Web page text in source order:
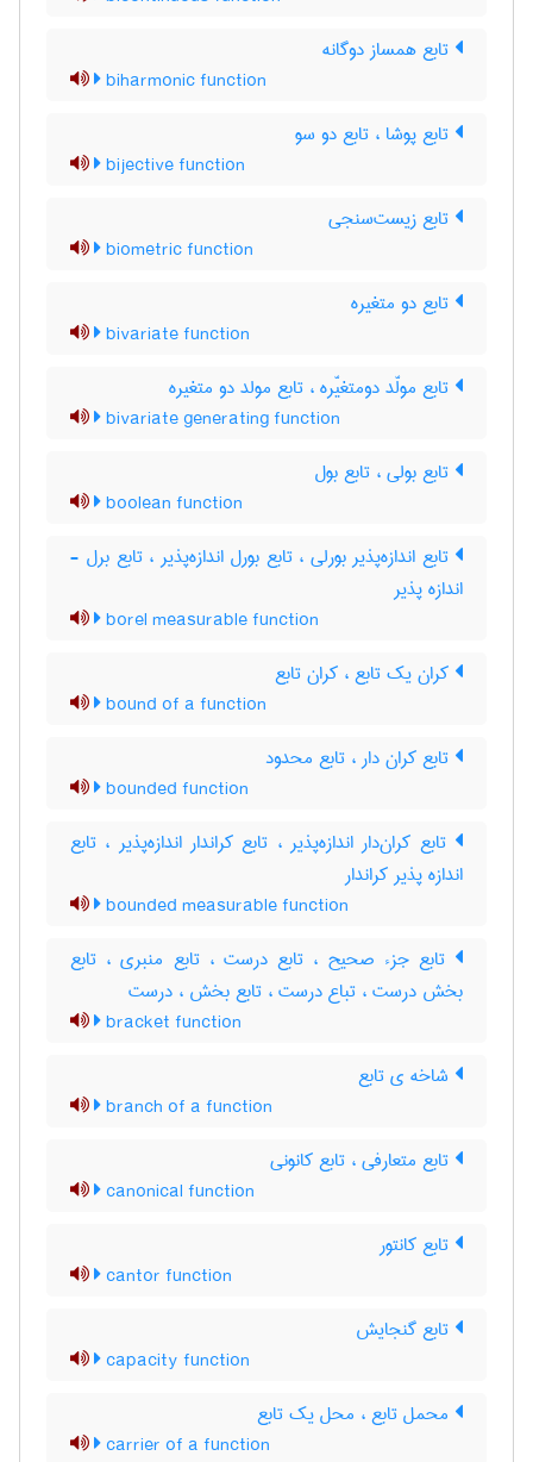
تابع همساز دوگانه
biharmonic function
تابع پوشا ، تابع دو سو
bijective function
تابع زیست‌سنجی
biometric function
تابع دو متغیره
bivariate function
تابع مولّد دومتغیّره ، تابع مولد دو متغیره
bivariate generating function
تابع بولی ، تابع بول
boolean function
تابع اندازه‌پذیر بورلی ، تابع بورل اندازه‌پذیر ، تابع برل -
اندازه پذیر
borel measurable function
کران یک تابع ، کران تابع
bound of a function
تابع کران دار ، تابع محدود
bounded function
تابع کران‌دار اندازه‌پذیر ، تابع کراندار اندازه‌پذیر ، تابع
اندازه پذیر کراندار
bounded measurable function
تابع جزء صحیح ، تابع درست ، تابع منبری ، تابع
بخش درست ، تباع درست ، تابع بخش ، درست
bracket function
شاخه ی تابع
branch of a function
تابع متعارفی ، تابع کانونی
canonical function
تابع کانتور
cantor function
تابع گنجایش
capacity function
محمل تابع ، محل یک تابع
carrier of a function